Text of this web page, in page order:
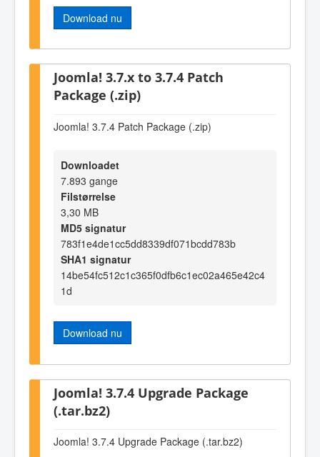
Download nu
Joomla! 3.7.x to 3.7.4 Patch
Package (.zip)
Joomla! 3.7.4 Patch Package (.zip)
Downloadet
7.893 gange
Filstørrelse
3,30 MB
MD5 signatur
783f1e4de1cc5dd8339df071bcdd783b
SHA1 signatur
14be54fc512c1c365f0dfb6c1ec02a465e42c4
1d
Download nu
Joomla! 3.7.4 Upgrade Package
(.tar.bz2)
Joomla! 3.7.4 Upgrade Package (.tar.bz2)